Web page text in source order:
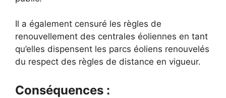
Il a également censuré les règles de
renouvellement des centrales éoliennes en tant
qu’elles dispensent les parcs éoliens renouvelés
du respect des règles de distance en vigueur.
Conséquences :